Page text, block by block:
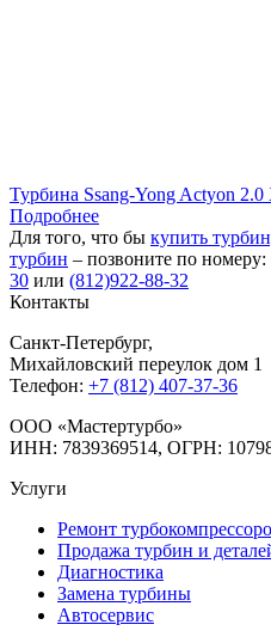
Турбина Ssang-Yong Actyon
Подробнее
Для того, что бы купить
турбин – позвоните по номеру:
30 или (812)922-88-32
Контакты
Санкт-Петербург,
Михайловский переулок дом 1
Телефон: +7 (812) 407-37-36
OOO «Мастертурбо»
ИНН: 7839369514, ОГРН:
Услуги
Ремонт
Продажа турбин и
Диагностика
Замена турбины
Автосервис